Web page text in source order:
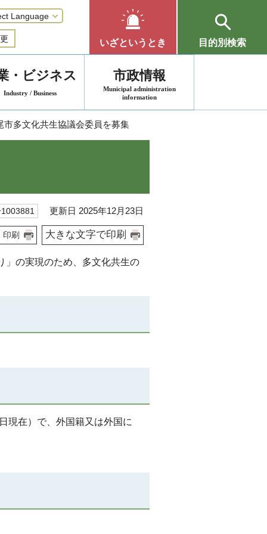
いざというとき 目的別検索
・ビジネス
Industry / Business
市政情報
Municipal administration
information
市多文化共生協議会委員を募集
更新日 2025年12月23日
印刷 大きな文字で印刷
」の実現のため、多文化共生の
現在）で、外国籍又は外国に